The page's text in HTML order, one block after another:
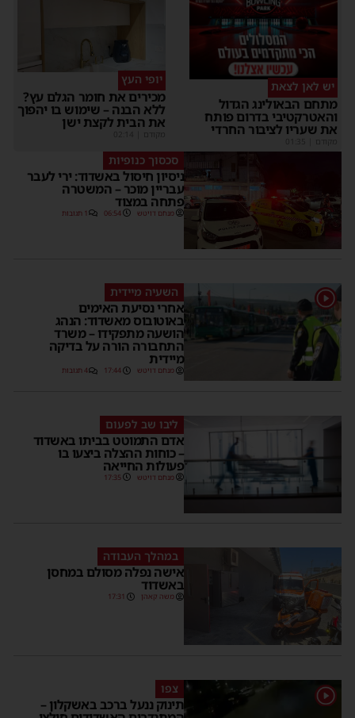
יש לאן לצאת
מתחם הבאולינג הגדול
והאטרקטיבי בדרום פותח
את שעריו לציבור החרדי
מקודם
יופי העץ
מכירים את חומר הגלם עץ?
ללא הבנה – שימוש בו יהפוך
את הבית לקצת ישן
מקודם
סכסוך כנופיות
ניסיון חיסול באשדוד: ירי לעבר
עבריין מוכר – המשטרה
פתחה במצוד
מנחם דויטש 06:54 1 תגובות
1 השעיה מיידית
אחרי נסיעת האימים
באוטובוס מאשדוד: הנהג
הושעה מתפקידו – משרד
התחבורה הורה על בדיקה
מיידית
מנחם דויטש 17:44 4 תגובות
ליבו שב לפעום
אדם התמוטט בביתו באשדוד
– כוחות ההצלה ביצעו בו
פעולות החייאה
מנחם דויטש 17:35
במהלך העבודה
אישה נפלה מסולם במחסן
באשדוד
משה קאהן 17:31
1 צפו
תינוק ננעל ברכב באשקלון –